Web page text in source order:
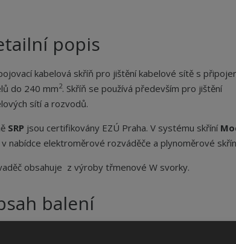
popis
kabelová skříň pro jištění kabelové sítě s
do 240 mm2. Skříň se používá především pro jištění
sítí a rozvodů.
SRP jsou certifikovány EZÚ Praha. V systému skříní
nabídce elektroměrové rozváděče a plynoměrové
obsahuje z výroby třmenové W svorky.
balení